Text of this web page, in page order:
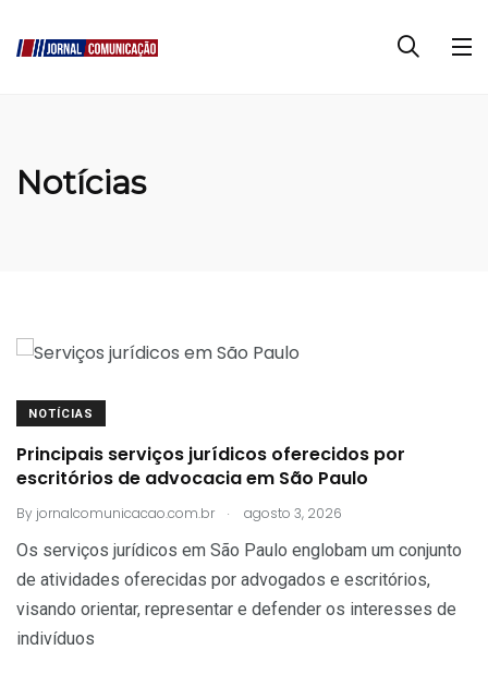
Notícias
NOTÍCIAS
Principais serviços jurídicos oferecidos por
escritórios de advocacia em São Paulo
By jornalcomunicacao.com.br . agosto 3, 2026
Os serviços jurídicos em São Paulo englobam um conjunto
de atividades oferecidas por advogados e escritórios,
visando orientar, representar e defender os interesses de
indivíduos